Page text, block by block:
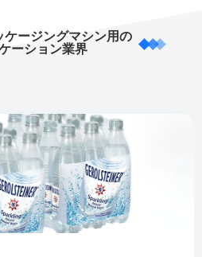
ケージングマシン用の
ーション業界